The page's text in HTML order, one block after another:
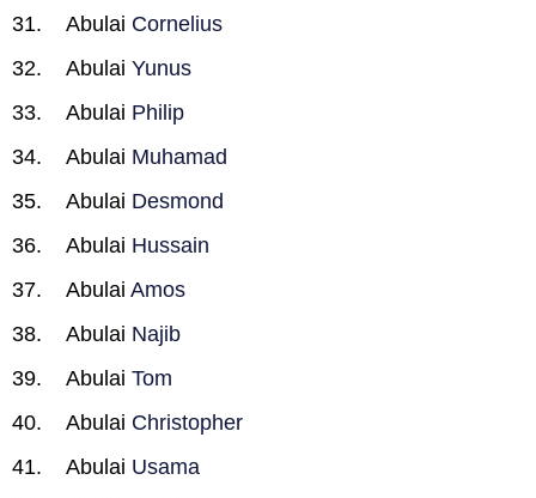
Abulai Cornelius
Abulai Yunus
Abulai Philip
Abulai Muhamad
Abulai Desmond
Abulai Hussain
Abulai Amos
Abulai Najib
Abulai Tom
Abulai Christopher
Abulai Usama